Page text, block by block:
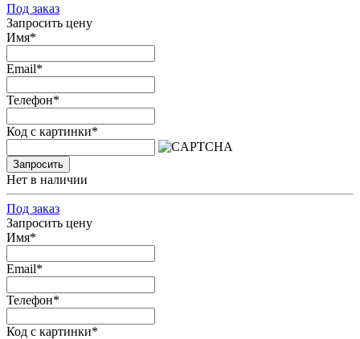
Под заказ
Запросить цену
Имя*
Email*
Телефон*
Код с картинки*
Запросить
Нет в наличии
Под заказ
Запросить цену
Имя*
Email*
Телефон*
Код с картинки*